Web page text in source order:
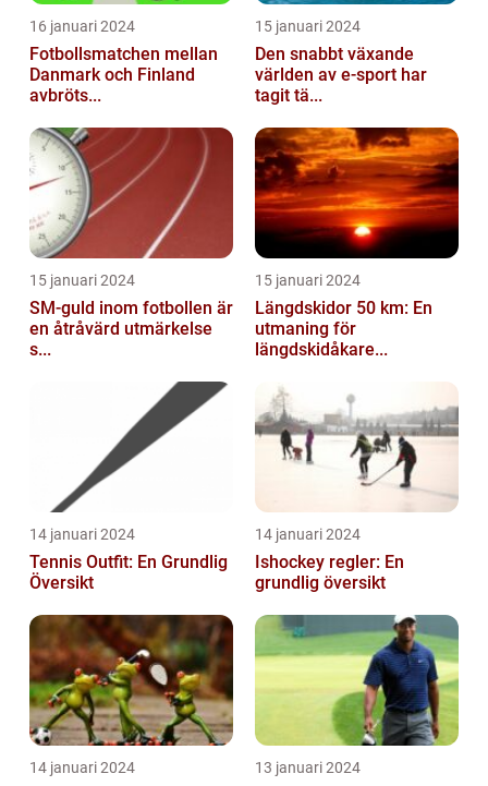
16 januari 2024
Fotbollsmatchen mellan
Danmark och Finland
avbröts...
15 januari 2024
Den snabbt växande
världen av e-sport har
tagit tä...
15 januari 2024
SM-guld inom fotbollen är
en åtråvärd utmärkelse
s...
15 januari 2024
Längdskidor 50 km: En
utmaning för
längdskidåkare...
14 januari 2024
Tennis Outfit: En Grundlig
Översikt
14 januari 2024
Ishockey regler: En
grundlig översikt
14 januari 2024 13 januari 2024